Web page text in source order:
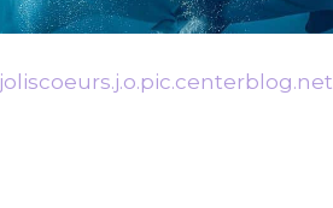
joliscoeurs.j.o.pic.centerblog.net